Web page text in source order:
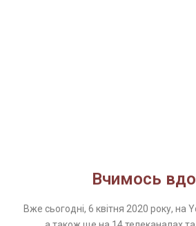
Вчимось
Вже сьогодні, 6 квітня 2020 року, на